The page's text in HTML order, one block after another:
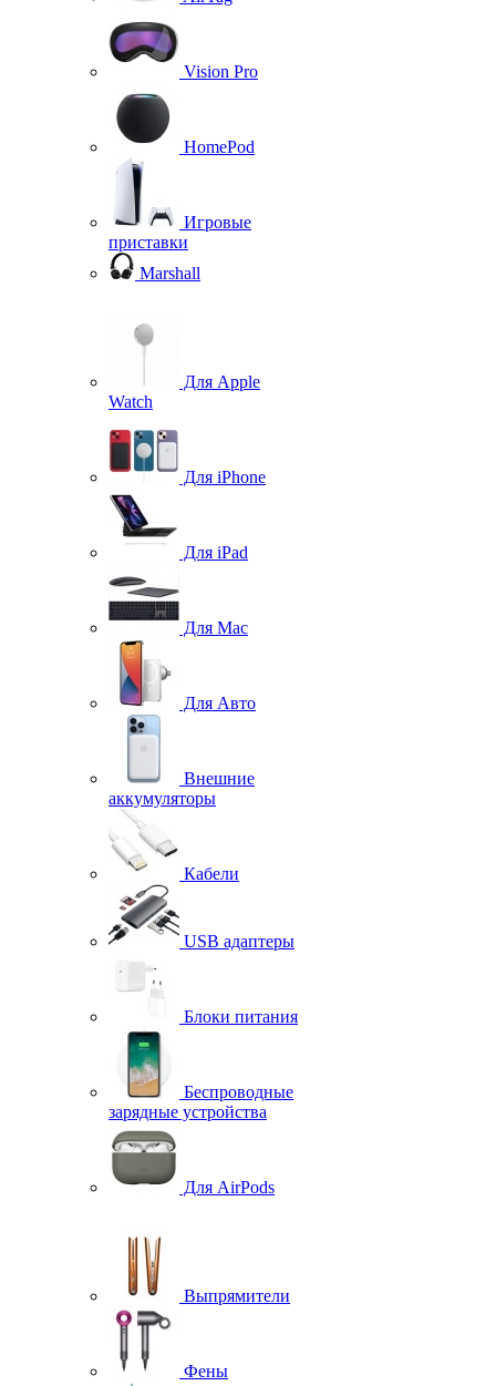
Vision Pro
HomePod
Игровые
приставки
Marshall
Для Apple
Watch
Для iPhone
Для iPad
Для Mac
Для Авто
Внешние
аккумуляторы
Кабели
USB адаптеры
Блоки питания
Беспроводные
зарядные устройства
Для AirPods
Выпрямители
Фены